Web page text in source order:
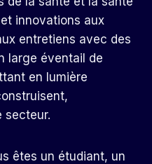
innovations aux
entretiens avec des
large éventail de
en lumière
secteur.
êtes un étudiant, un